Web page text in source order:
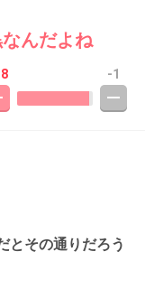
んだよね
-1
とその通りだろう